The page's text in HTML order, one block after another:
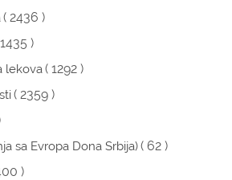
( 2436 )
)
lekova( 1292 )
( 2359 )
sa Evropa Dona Srbija)( 62 )
)